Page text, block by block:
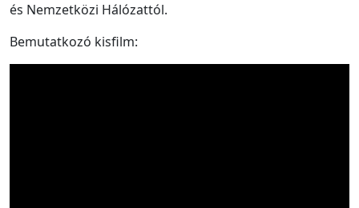
és Nemzetközi Hálózattól.
Bemutatkozó kisfilm: